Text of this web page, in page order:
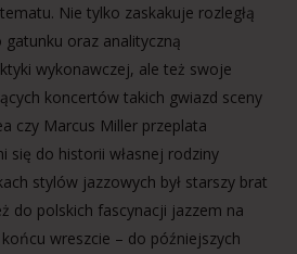
Nie tylko zaskakuje rozległą
oraz analityczną
wykonawczej, ale też swoje
koncertów takich gwiazd sceny
czy Marcus Miller przeplata
się do historii własnej rodziny
stylów jazzowych był starszy brat
do polskich fascynacji jazzem na
wreszcie – do późniejszych